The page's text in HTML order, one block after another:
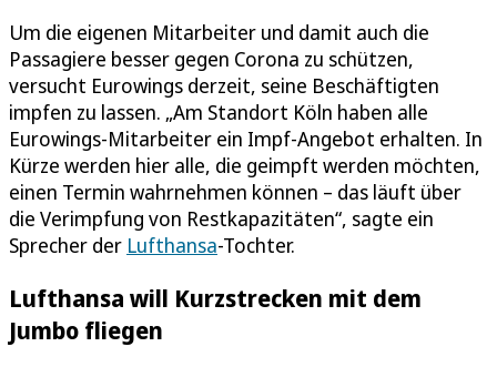
Um die eigenen Mitarbeiter und damit auch die
Passagiere besser gegen Corona zu schützen,
versucht Eurowings derzeit, seine Beschäftigten
impfen zu lassen. „Am Standort Köln haben alle
Eurowings-Mitarbeiter ein Impf-Angebot erhalten. In
Kürze werden hier alle, die geimpft werden möchten,
einen Termin wahrnehmen können – das läuft über
die Verimpfung von Restkapazitäten“, sagte ein
Sprecher der Lufthansa-Tochter.
Lufthansa will Kurzstrecken mit dem
Jumbo fliegen